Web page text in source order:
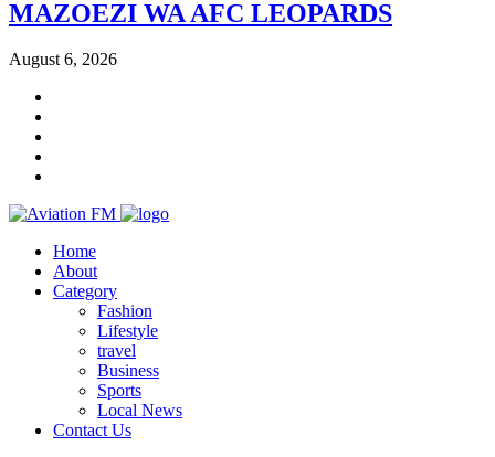
MAZOEZI WA AFC LEOPARDS
August 6, 2026
Home
About
Category
Fashion
Lifestyle
travel
Business
Sports
Local News
Contact Us